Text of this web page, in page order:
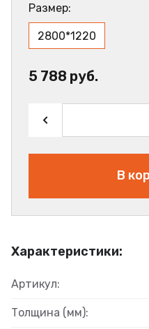
Характеристики:
Артикул:
Толщина (мм):
Размер:
2800*1220
5 788 руб.
В